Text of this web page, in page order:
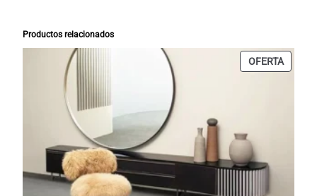
Productos relacionados
OFERTA
EN